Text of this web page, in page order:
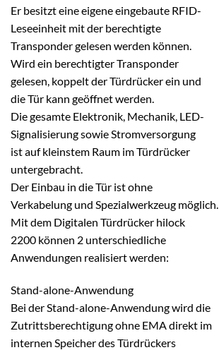
Er besitzt eine eigene eingebaute RFID-
Leseeinheit mit der berechtigte
Transponder gelesen werden können.
Wird ein berechtigter Transponder
gelesen, koppelt der Türdrücker ein und
die Tür kann geöffnet werden.
Die gesamte Elektronik, Mechanik, LED-
Signalisierung sowie Stromversorgung
ist auf kleinstem Raum im Türdrücker
untergebracht.
Der Einbau in die Tür ist ohne
Verkabelung und Spezialwerkzeug möglich.
Mit dem Digitalen Türdrücker hilock
2200 können 2 unterschiedliche
Anwendungen realisiert werden:
Stand-alone-Anwendung
Bei der Stand-alone-Anwendung wird die
Zutrittsberechtigung ohne EMA direkt im
internen Speicher des Türdrückers